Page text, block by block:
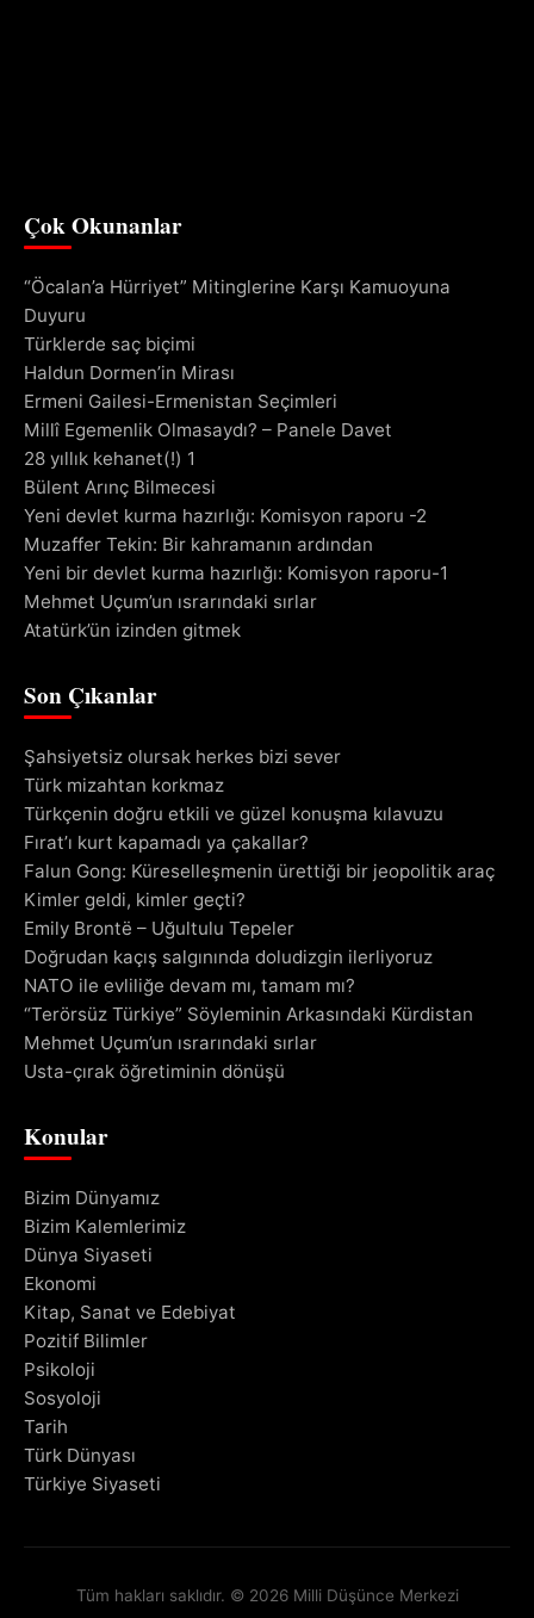
Çok Okunanlar
“Öcalan’a Hürriyet” Mitinglerine Karşı Kamuoyuna
Duyuru
Türklerde saç biçimi
Haldun Dormen’in Mirası
Ermeni Gailesi-Ermenistan Seçimleri
Millî Egemenlik Olmasaydı? – Panele Davet
28 yıllık kehanet(!) 1
Bülent Arınç Bilmecesi
Yeni devlet kurma hazırlığı: Komisyon raporu -2
Muzaffer Tekin: Bir kahramanın ardından
Yeni bir devlet kurma hazırlığı: Komisyon raporu-1
Mehmet Uçum’un ısrarındaki sırlar
Atatürk’ün izinden gitmek
Son Çıkanlar
Şahsiyetsiz olursak herkes bizi sever
Türk mizahtan korkmaz
Türkçenin doğru etkili ve güzel konuşma kılavuzu
Fırat’ı kurt kapamadı ya çakallar?
Falun Gong: Küreselleşmenin ürettiği bir jeopolitik araç
Kimler geldi, kimler geçti?
Emily Brontë – Uğultulu Tepeler
Doğrudan kaçış salgınında doludizgin ilerliyoruz
NATO ile evliliğe devam mı, tamam mı?
“Terörsüz Türkiye” Söyleminin Arkasındaki Kürdistan
Mehmet Uçum’un ısrarındaki sırlar
Usta-çırak öğretiminin dönüşü
Konular
Bizim Dünyamız
Bizim Kalemlerimiz
Dünya Siyaseti
Ekonomi
Kitap, Sanat ve Edebiyat
Pozitif Bilimler
Psikoloji
Sosyoloji
Tarih
Türk Dünyası
Türkiye Siyaseti
Tüm hakları saklıdır. © 2026 Milli Düşünce Merkezi